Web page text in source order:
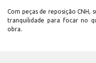
Com peças de reposição CNH,
tranquilidade para focar no
obra.